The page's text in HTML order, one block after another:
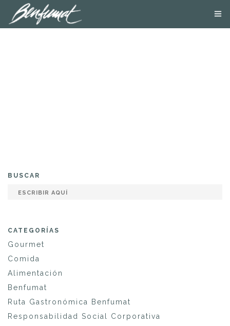
BUSCAR
CATEGORÍAS
Gourmet
Comida
Alimentación
Benfumat
Ruta Gastronómica Benfumat
Responsabilidad Social Corporativa